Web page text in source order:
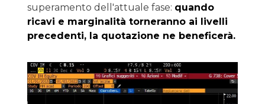
superamento dell'attuale fase: quando
ricavi e marginalità torneranno ai livelli
precedenti, la quotazione ne beneficerà.